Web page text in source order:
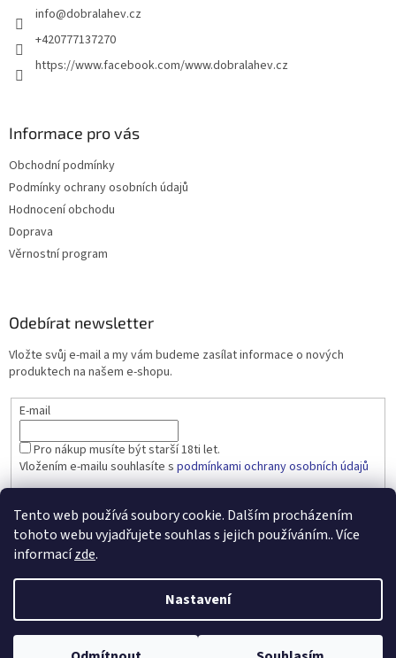
Tento web používá soubory cookie. Dalším procházením
tohoto webu vyjadřujete souhlas s jejich používáním.. Více
informacízde.
Nastavení
info@dobralahev.cz
+420777137270
https://www.facebook.com/www.dobralahev.cz
Informace pro vás
Obchodní podmínky
Podmínky ochrany osobních údajů
Hodnocení obchodu
Doprava
Věrnostní program
Odebírat newsletter
Vložte svůj e-mail a my vám budeme zasílat informace o nových
produktech na našem e-shopu.
E-mail
Pro nákup musíte být starší 18ti let.
Vložením e-mailu souhlasíte s podmínkami ochrany osobních údajů
PŘIHLÁSIT SE
Copyright 2026dobralahev.cz. Všechna práva vyhrazena.Upravit